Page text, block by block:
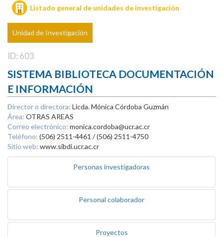
Listado general de unidades de investigación
Unidad de Investigación
ID: 603
SISTEMA BIBLIOTECA DOCUMENTACIÓN
E INFORMACIÓN
Director o directora: Licda. Mónica Córdoba Guzmán
Área: OTRAS AREAS
Correo electrónico: monica.cordoba@ucr.ac.cr
Teléfono: (506) 2511-4461 / (506) 2511-4750
Sitio web: www.sibdi.ucr.ac.cr
Personas investigadoras
Personal colaborador
Proyectos